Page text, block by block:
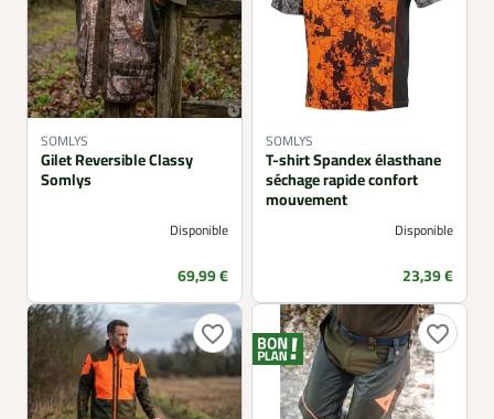
SOMLYS
Gilet Reversible Classy
Somlys
Disponible
Prix
69,99 €
SOMLYS
T-shirt Spandex élasthane
séchage rapide confort
mouvement
Disponible
Prix
23,39 €
favorite_border favorite_border